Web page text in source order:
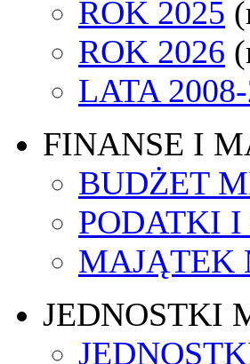
ROK 2025
ROK 2026
LATA
FINANSE I
BUDŻET
PODATKI
MAJĄTEK
JEDNOSTKI